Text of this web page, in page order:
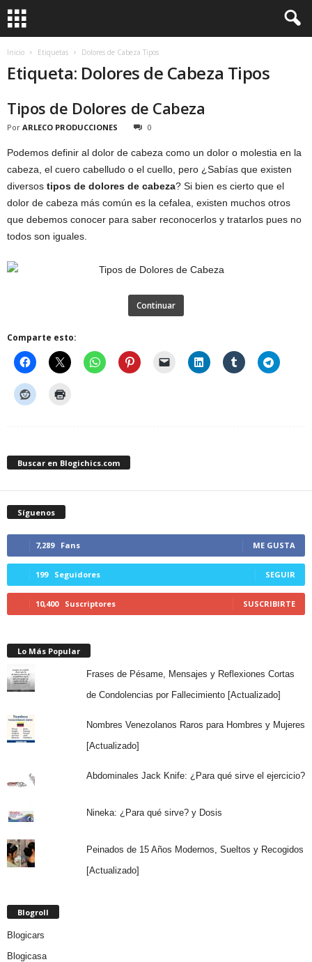
Inicio Etiquetas Dolores de Cabeza Tipos
Etiqueta: Dolores de Cabeza Tipos
Tipos de Dolores de Cabeza
Por ARLECO PRODUCCIONES 0
Podemos definir al dolor de cabeza como un dolor o molestia en la
cabeza, el cuero cabelludo o el cuello, pero ¿Sabías que existen
diversos tipos de dolores de cabeza? Si bien es cierto que el
dolor de cabeza más común es la cefalea, existen muchos otros
que debemos conocer para saber reconocerlos y tratarlos pues no
todos son iguales.
Continuar
Comparte esto:
Buscar en Blogichics.com
Síguenos
7,289 Fans ME GUSTA
199 Seguidores SEGUIR
10,400 Suscriptores SUSCRIBIRTE
Lo Más Popular
Frases de Pésame, Mensajes y Reflexiones Cortas
de Condolencias por Fallecimiento [Actualizado]
Nombres Venezolanos Raros para Hombres y Mujeres
[Actualizado]
Abdominales Jack Knife: ¿Para qué sirve el ejercicio?
Nineka: ¿Para qué sirve? y Dosis
Peinados de 15 Años Modernos, Sueltos y Recogidos
[Actualizado]
Blogroll
Blogicars
Blogicasa